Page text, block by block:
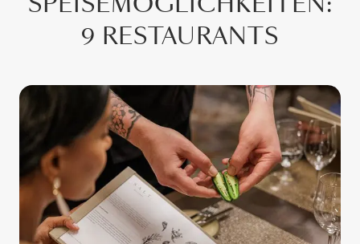
9 RESTAURANTS